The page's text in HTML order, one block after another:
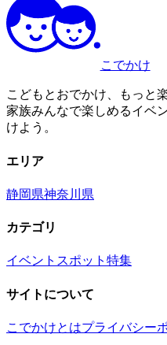
こでかけ
こどもとおでかけ、もっと
家族みんなで楽しめるイベ
けよう。
エリア
静岡県神奈川県
カテゴリ
イベント スポット 特集
サイトについて
こでかけとはプライバシー